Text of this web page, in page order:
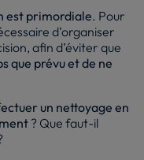
est primordiale. Pour
d’organiser
afin d’éviter que
que prévuet de ne
un nettoyage en
? Que faut-il